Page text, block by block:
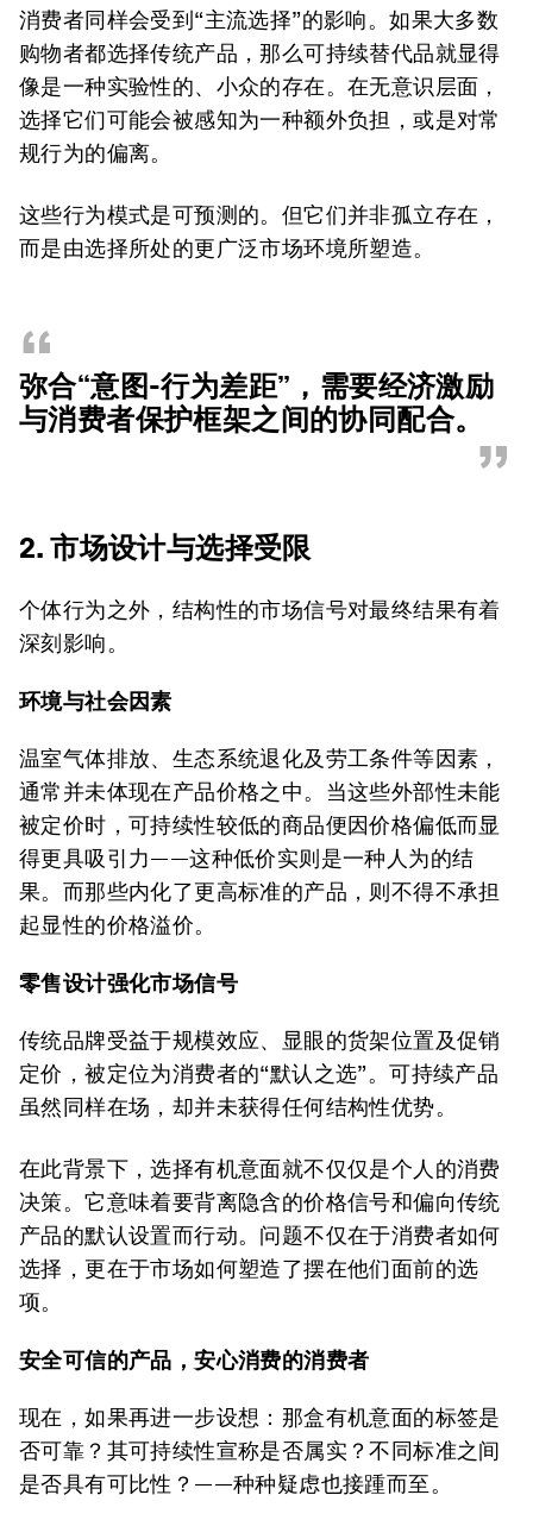
消费者同样会受到“主流选择”的影响。如果大多数
购物者都选择传统产品，那么可持续替代品就显得
像是一种实验性的、小众的存在。在无意识层面，
选择它们可能会被感知为一种额外负担，或是对常
规行为的偏离。
这些行为模式是可预测的。但它们并非孤立存在，
而是由选择所处的更广泛市场环境所塑造。
“
弥合“意图-行为差距”，需要经济激励
与消费者保护框架之间的协同配合。
”
2. 市场设计与选择受限
个体行为之外，结构性的市场信号对最终结果有着
深刻影响。
环境与社会因素
温室气体排放、生态系统退化及劳工条件等因素，
通常并未体现在产品价格之中。当这些外部性未能
被定价时，可持续性较低的商品便因价格偏低而显
得更具吸引力——这种低价实则是一种人为的结
果。而那些内化了更高标准的产品，则不得不承担
起显性的价格溢价。
零售设计强化市场信号
传统品牌受益于规模效应、显眼的货架位置及促销
定价，被定位为消费者的“默认之选”。可持续产品
虽然同样在场，却并未获得任何结构性优势。
在此背景下，选择有机意面就不仅仅是个人的消费
决策。它意味着要背离隐含的价格信号和偏向传统
产品的默认设置而行动。问题不仅在于消费者如何
选择，更在于市场如何塑造了摆在他们面前的选
项。
安全可信的产品，安心消费的消费者
现在，如果再进一步设想：那盒有机意面的标签是
否可靠？其可持续性宣称是否属实？不同标准之间
是否具有可比性？——种种疑虑也接踵而至。